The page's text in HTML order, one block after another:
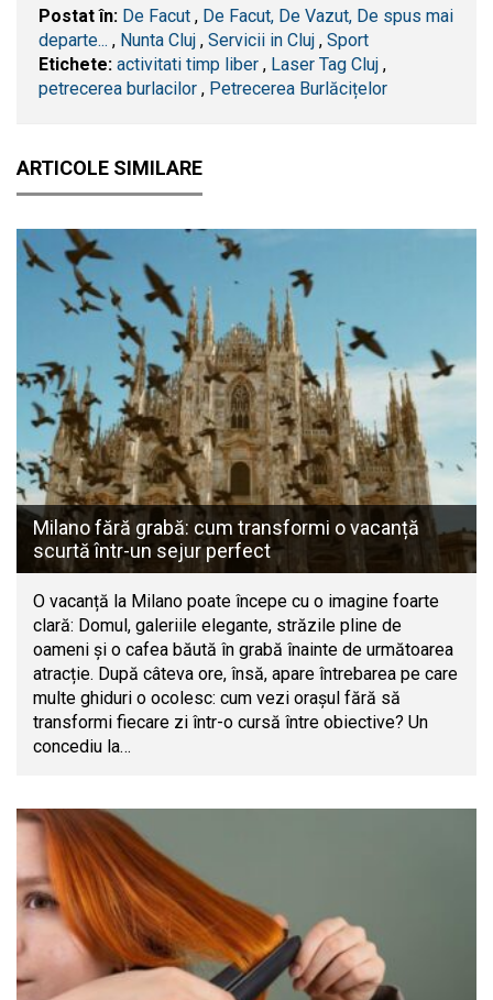
Postat în: De Facut , De Facut, De Vazut, De spus mai
departe... , Nunta Cluj , Servicii in Cluj , Sport
Etichete: activitati timp liber , Laser Tag Cluj ,
petrecerea burlacilor , Petrecerea Burlăcițelor
ARTICOLE SIMILARE
Milano fără grabă: cum transformi o vacanță
scurtă într-un sejur perfect
O vacanță la Milano poate începe cu o imagine foarte
clară: Domul, galeriile elegante, străzile pline de
oameni și o cafea băută în grabă înainte de următoarea
atracție. După câteva ore, însă, apare întrebarea pe care
multe ghiduri o ocolesc: cum vezi orașul fără să
transformi fiecare zi într-o cursă între obiective? Un
concediu la…